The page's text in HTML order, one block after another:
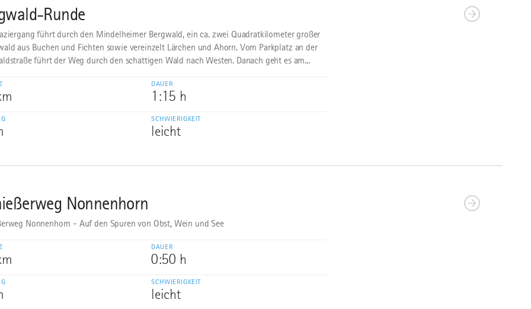
Runde
führt durch den Mindelheimer Bergwald, ein ca. zwei Quadratkilometer großer
aus Buchen und Fichten sowie vereinzelt Lärchen und Ahorn. Vom Parkplatz an der
führt der Weg durch den schattigen Wald nach Westen. Danach geht es am...
DAUER
1:15 h
SCHWIERIGKEIT
leicht
Nonnenhorn
Nonnenhorn - Auf den Spuren von Obst, Wein und See
DAUER
0:50 h
SCHWIERIGKEIT
leicht